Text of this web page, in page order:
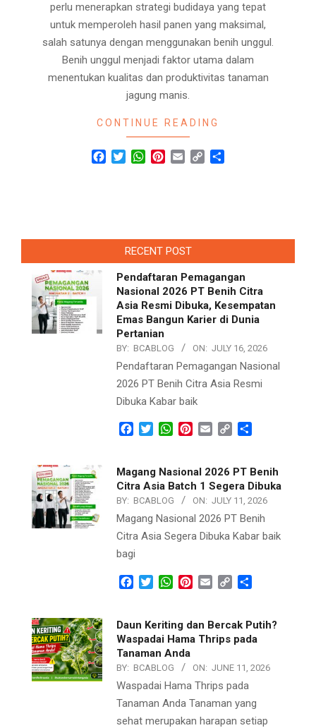
perlu menerapkan strategi budidaya yang tepat
untuk memperoleh hasil panen yang maksimal,
salah satunya dengan menggunakan benih unggul.
Benih unggul menjadi faktor utama dalam
menentukan kualitas dan produktivitas tanaman
jagung manis.
CONTINUE READING
Facebook
TwitterWhatsApp
Pinterest
Email Copy
RECENT POST
Pendaftaran Pemagangan
Nasional 2026 PT Benih Citra
Asia Resmi Dibuka, Kesempatan
Emas Bangun Karier di Dunia
Pertanian
BY: BCABLOG ON: JULY 16, 2026
Pendaftaran Pemagangan Nasional
2026 PT Benih Citra Asia Resmi
Dibuka Kabar baik
Facebook
TwitterWhatsApp
Pinterest
Email Copy
Magang Nasional 2026 PT Benih
Citra Asia Batch 1 Segera Dibuka
BY: BCABLOG ON: JULY 11, 2026
Magang Nasional 2026 PT Benih
Citra Asia Segera Dibuka Kabar baik
bagi
Facebook
TwitterWhatsApp
Pinterest
Email Copy
Daun Keriting dan Bercak Putih?
Waspadai Hama Thrips pada
Tanaman Anda
BY: BCABLOG ON: JUNE 11, 2026
Waspadai Hama Thrips pada
Tanaman Anda Tanaman yang
sehat merupakan harapan setiap